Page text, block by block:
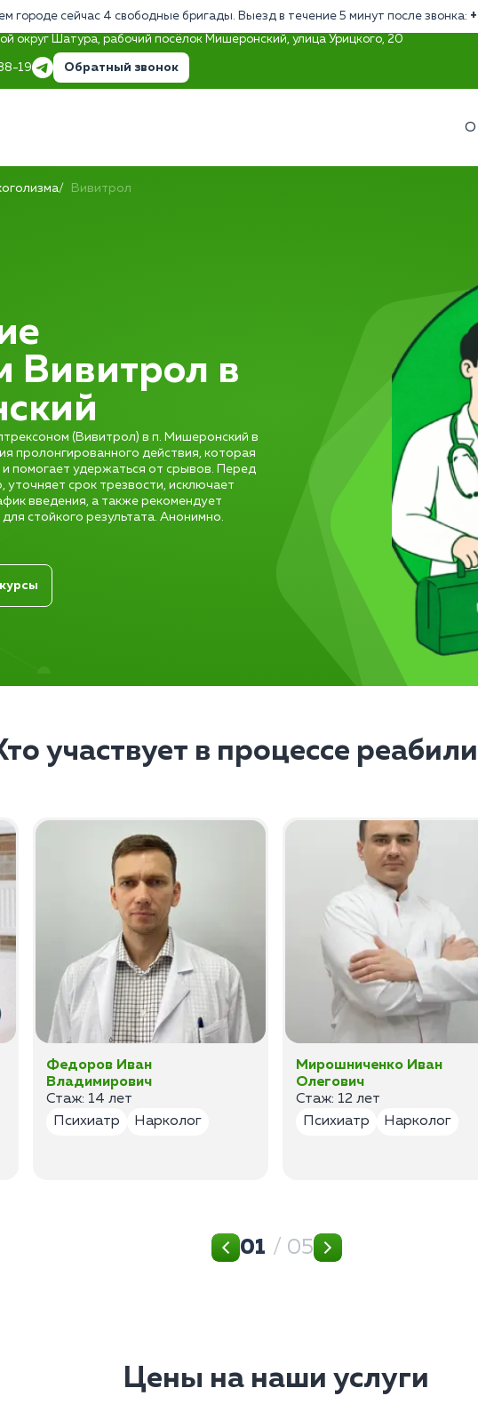
городе сейчас 4 свободные бригады. Выезд в течение 5 минут после звонка:
округ Шатура, рабочий посёлок Мишеронский, улица Урицкого, 20
19 Обратный звонок
О
Вивитрол
Вивитрол в
(Вивитрол) в п. Мишеронский в
пролонгированного действия, которая
помогает удержаться от срывов. Перед
срок трезвости, исключает
введения, а также рекомендует
стойкого результата. Анонимно.
участвует в процессе
Федоров Иван
Владимирович
Стаж: 14 лет
Психиатр
Нарколог
Мирошниченко Иван
Олегович
Стаж: 12 лет
Психиатр
Нарколог
01 / 05
Цены на наши услуги